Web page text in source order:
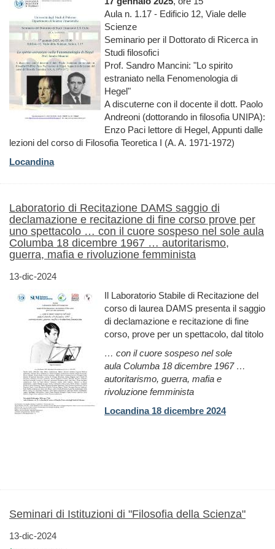
Aula n. 1.17 - Edificio 12, Viale delle
Scienze
Seminario per il Dottorato di Ricerca in
Studi filosofici
Prof. Sandro Mancini: "Lo spirito
estraniato nella Fenomenologia di
Hegel"
A discuterne con il docente il dott. Paolo
Andreoni (dottorando in filosofia UNIPA):
Enzo Paci lettore di Hegel, Appunti dalle
lezioni del corso di Filosofia Teoretica I (A. A. 1971-1972)
Locandina
Laboratorio di Recitazione DAMS saggio di
declamazione e recitazione di fine corso prove per
uno spettacolo … con il cuore sospeso nel sole aula
Columba 18 dicembre 1967 … autoritarismo,
guerra, mafia e rivoluzione femminista
13-dic-2024
Il Laboratorio Stabile di Recitazione del
corso di laurea DAMS presenta il saggio
di declamazione e recitazione di fine
corso, prove per un spettacolo, dal titolo
… con il cuore sospeso nel sole
aula Columba 18 dicembre 1967 …
autoritarismo, guerra, mafia e
rivoluzione femminista
Locandina 18 dicembre 2024
Seminari di Istituzioni di "Filosofia della Scienza"
13-dic-2024